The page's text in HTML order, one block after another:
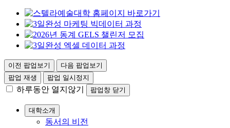
이전 팝업보기
다음 팝업보기
팝업 재생
팝업 일시정지
하루동안 열지않기 팝업창 닫기
대학소개
동서의 비전